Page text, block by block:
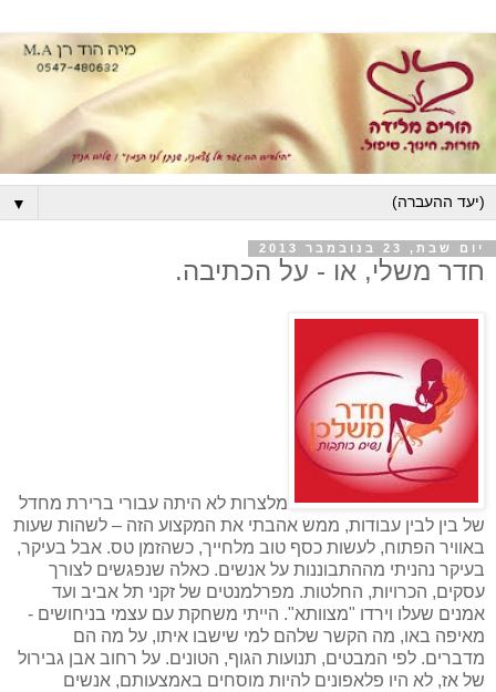
▼
יום שבת, 23 בנובמבר 2013
חדר משלי, או - על הכתיבה.
מלצרות לא היתה עבורי ברירת מחדל
של בין לבין עבודות, ממש אהבתי את המקצוע הזה – לשהות שעות
באוויר הפתוח, לעשות כסף טוב מלחייך, כשהזמן טס. אבל בעיקר,
בעיקר נהניתי מההתבוננות על אנשים. כאלה שנפגשים לצורך
עסקים, הכרויות, החלטות. מפרלמנטים של זקני תל אביב ועד
אמנים שעלו וירדו "מצוותא". הייתי משחקת עם עצמי בניחושים -
מאיפה באו, מה הקשר שלהם למי שישבו איתו, על מה הם
מדברים. לפי המבטים, תנועות הגוף, הטונים. על רחוב אבן גבירול
של אז, לא היו פלאפונים להיות מוסחים באמצעותם, אנשים